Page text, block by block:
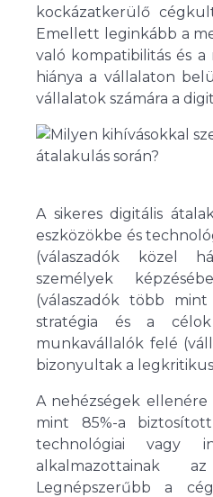
kockázatkerülő
Emellett leginkább a
való kompatibilitás és
hiánya a vállalaton
vállalatok számára a
A sikeres digitális
eszközökbe és
(válaszadók közel
személyek
(válaszadók több
stratégia és a célok
munkavállalók felé
bizonyultak a
A nehézségek ellenére
mint 85%-a
technológiai vagy
alkalmazottainak
Legnépszerűbb a